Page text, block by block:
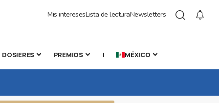
Mis interesesLista de lecturaNewsletters
DOSIERES PREMIOS | MÉXICO